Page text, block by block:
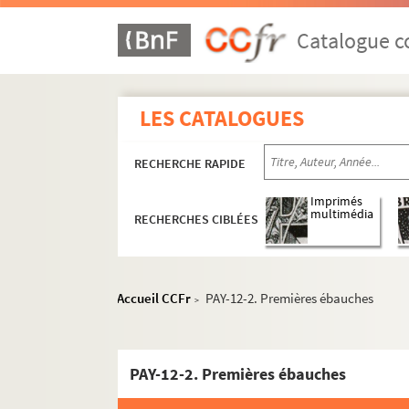
Catalogue
LES CATALOGUES
RECHERCHE RAPIDE
RECHERCHES CIBLÉES
Imprimés
multimédia
Accueil CCFr > PAY-12-2. Premières ébauches
PAY-12-2. Premières ébauches